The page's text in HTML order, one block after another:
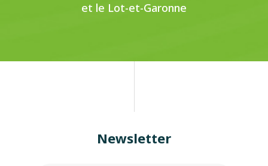
et le Lot-et-Garonne
Newsletter